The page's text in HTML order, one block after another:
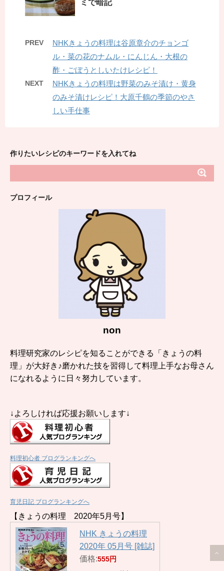
ミで暗記
PREV
NHKきょうの料理は谷原章介のチョンゴ
ル・菜の花のナムル・にんじん・大根の
酢・ごぼうとしいたけレシピ！
NEXT
NHKきょうの料理は野菜のみそ漬け・黄身
のみそ漬けレシピ！大原千鶴の季節のやさ
しい手仕事
作りたいレシピのキーワードを入れてね
プロフィール
non
料理研究家のレシピを知ることができる「きょうの料
理」が大好き♪磨かれた技を習得して料理上手なお母さん
になれるように日々努力しています。
↓よろしければ応援お願いします↓
料理初心者 ブログランキングへ
育児日記 ブログランキングへ
【きょうの料理 2020年5月号】
NHK きょうの料理
2020年 05月号 [雑誌]
価格:555円